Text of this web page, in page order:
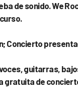
de sonido. We
Concierto
guitarras,
gratuita de